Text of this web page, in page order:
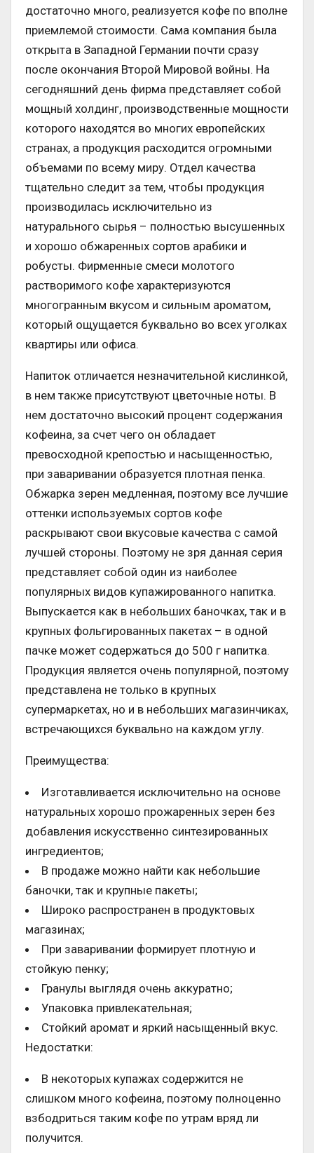
достаточно много, реализуется кофе по вполне
приемлемой стоимости. Сама компания была
открыта в Западной Германии почти сразу
после окончания Второй Мировой войны. На
сегодняшний день фирма представляет собой
мощный холдинг, производственные мощности
которого находятся во многих европейских
странах, а продукция расходится огромными
объемами по всему миру. Отдел качества
тщательно следит за тем, чтобы продукция
производилась исключительно из
натурального сырья – полностью высушенных
и хорошо обжаренных сортов арабики и
робусты. Фирменные смеси молотого
растворимого кофе характеризуются
многогранным вкусом и сильным ароматом,
который ощущается буквально во всех уголках
квартиры или офиса.
Напиток отличается незначительной кислинкой,
в нем также присутствуют цветочные ноты. В
нем достаточно высокий процент содержания
кофеина, за счет чего он обладает
превосходной крепостью и насыщенностью,
при заваривании образуется плотная пенка.
Обжарка зерен медленная, поэтому все лучшие
оттенки используемых сортов кофе
раскрывают свои вкусовые качества с самой
лучшей стороны. Поэтому не зря данная серия
представляет собой один из наиболее
популярных видов купажированного напитка.
Выпускается как в небольших баночках, так и в
крупных фольгированных пакетах – в одной
пачке может содержаться до 500 г напитка.
Продукция является очень популярной, поэтому
представлена не только в крупных
супермаркетах, но и в небольших магазинчиках,
встречающихся буквально на каждом углу.
Преимущества:
Изготавливается исключительно на основе
натуральных хорошо прожаренных зерен без
добавления искусственно синтезированных
ингредиентов;
В продаже можно найти как небольшие
баночки, так и крупные пакеты;
Широко распространен в продуктовых
магазинах;
При заваривании формирует плотную и
стойкую пенку;
Гранулы выглядя очень аккуратно;
Упаковка привлекательная;
Стойкий аромат и яркий насыщенный вкус.
Недостатки:
В некоторых купажах содержится не
слишком много кофеина, поэтому полноценно
взбодриться таким кофе по утрам вряд ли
получится.